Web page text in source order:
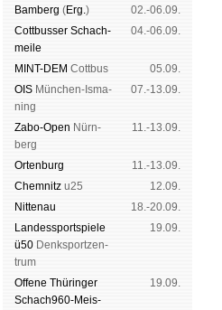
Bam­berg (Erg.)
02.-06.09.
Cott­busser Schach­
meile
04.-06.09.
MINT-DEM Cott­bus
05.09.
OIS Mün­chen-Is­ma­
ning
07.-13.09.
Zabo-Open Nürn­
berg
11.-13.09.
Orten­burg
11.-13.09.
Chem­nitz u25
12.09.
Nitte­nau
18.-20.09.
Landes­sport­spiele
ü50 Denk­sport­zen­
trum
19.09.
Offene Thü­rin­ger
Schach960-Meis­
19.09.